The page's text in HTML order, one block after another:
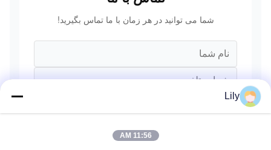
شما می توانید در هر زمان با ما تماس بگیرید!
Lily
11:56 AM